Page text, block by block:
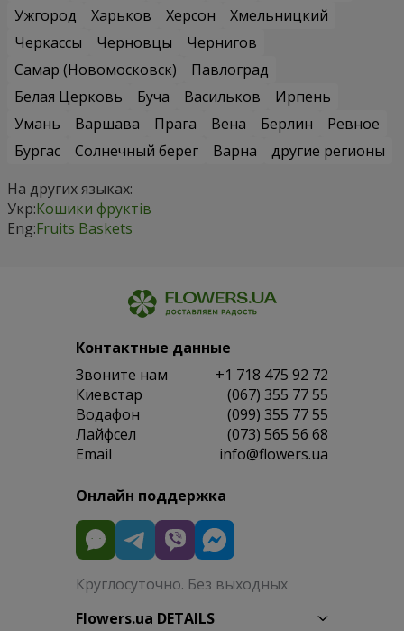
Ужгород
Харьков Херсон
Хмельницкий
Черкассы
Черновцы
Чернигов
Самар (Новомосковск)
Павлоград
Белая Церковь
Буча Васильков
Ирпень
Умань
Варшава Прага Вена Берлин
Ревное
Бургас
Солнечный берег Варна
другие регионы
На других языках:
Укр:Кошики фруктів
Eng:Fruits Baskets
Контактные данные
Звоните нам
+1 718 475 92 72
Киевстар
(067) 355 77 55
Водафон
(099) 355 77 55
Лайфсел
(073) 565 56 68
Email
info@flowers.ua
Онлайн поддержка
Круглосуточно. Без выходных
Flowers.ua DETAILS